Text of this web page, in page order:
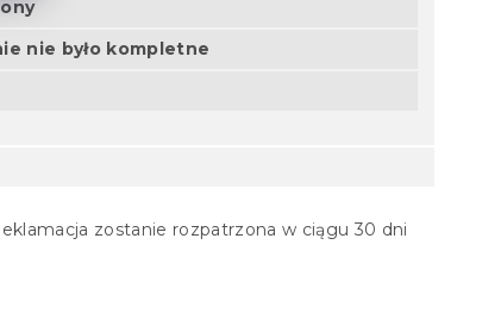
nie było kompletne
zostanie rozpatrzona w ciągu 30 dni